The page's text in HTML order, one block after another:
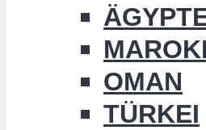
OMAN
TÜRKEI